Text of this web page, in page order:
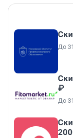
До
₽
До